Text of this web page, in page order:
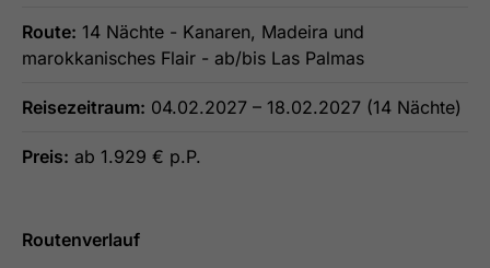
Route: 14 Nächte - Kanaren, Madeira und
marokkanisches Flair - ab/bis Las Palmas
Reisezeitraum: 04.02.2027 – 18.02.2027 (14 Nächte)
Preis: ab 1.929 € p.P.
Routenverlauf